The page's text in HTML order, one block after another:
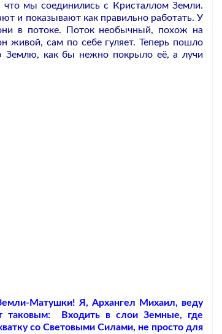
мы соединились с Кристаллом Земли.
и показывают как правильно работать. У
в потоке. Поток необычный, похож на
живой, сам по себе гуляет. Теперь пошло
Землю, как бы нежно покрыло её, а лучи
Матушки! Я, Архангел Михаил, веду
таковым:
Входить в слои Земные, где
со Световыми Силами, не просто для